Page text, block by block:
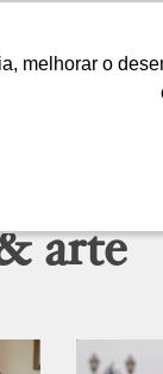
melhorar o
melhorar o
arte